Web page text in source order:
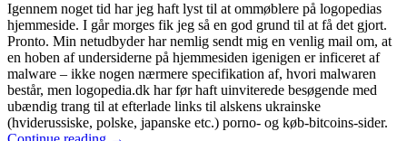
Igennem noget tid har jeg haft lyst til at ommøblere på logopedias
hjemmeside. I går morges fik jeg så en god grund til at få det gjort.
Pronto. Min netudbyder har nemlig sendt mig en venlig mail om, at
en hoben af undersiderne på hjemmesiden igenigen er inficeret af
malware – ikke nogen nærmere specifikation af, hvori malwaren
består, men logopedia.dk har før haft uinviterede besøgende med
ubændig trang til at efterlade links til alskens ukrainske
(hviderussiske, polske, japanske etc.) porno- og køb-bitcoins-sider.